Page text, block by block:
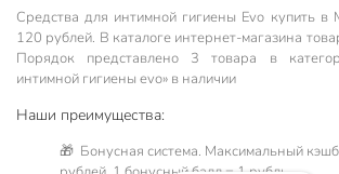
Средства для интимной гигиены Evo купить в
120 рублей. В каталоге интернет-магазина
Порядок представлено 3 товара в
интимной гигиены evo» в наличии
Наши преимущества:
🎁 Бонусная система. Максимальный